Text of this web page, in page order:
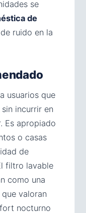
se
de
ruido en la
usuarios que
incurrir en
Es apropiado
o casas
de
filtro lavable
como una
valoran
nocturno